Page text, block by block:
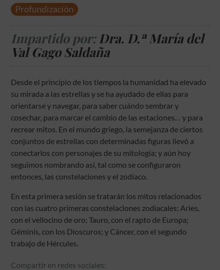
Profundización
Impartido por: Dra. D.ª María del
Val Gago Saldaña
Desde el principio de los tiempos la humanidad ha elevado
su mirada a las estrellas y se ha ayudado de ellas para
orientarse y navegar, para saber cuándo sembrar y
cosechar, para marcar el cambio de las estaciones… y para
recrear mitos. En el mundo griego, la semejanza de ciertos
conjuntos de estrellas con determinadas figuras llevó a
conectarlos con personajes de su mitología; y aún hoy
seguimos nombrando así, tal como se configuraron
entonces, las constelaciones y el zodíaco.
En esta primera sesión se tratarán los mitos relacionados
con las cuatro primeras constelaciones zodiacales: Aries,
con el vellocino de oro; Tauro, con el rapto de Europa;
Géminis, con los Dioscuros; y Cáncer, con el segundo
trabajo de Hércules.
Compartir en redes sociales: